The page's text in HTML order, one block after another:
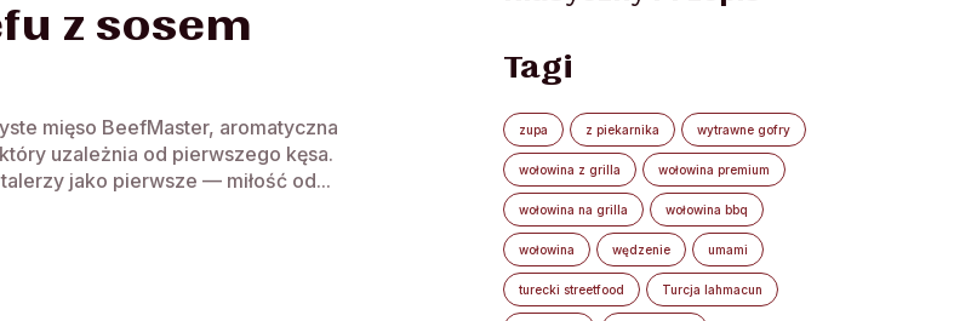
z sosem
mięso BeefMaster, aromatyczna
uzależnia od pierwszego kęsa.
jako pierwsze — miłość od...
Tagi
zupa z piekarnika wytrawne gofry
wołowina z grilla wołowina premium
wołowina na grilla wołowina bbq
wołowina wędzenie umami
turecki streetfood Turcja lahmacun